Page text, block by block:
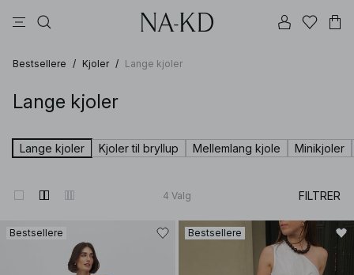
Bestsellere / Kjoler / Lange kjoler
Lange kjoler
Lange kjoler Kjoler til bryllup Mellemlang kjole Minikjoler
4 Valg FILTRER
Bestsellere Bestsellere